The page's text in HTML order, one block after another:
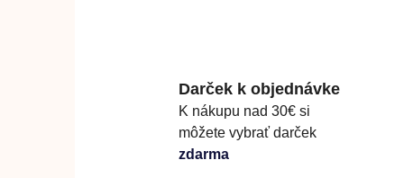
Darček k objednávke
K nákupu nad 30€ si
môžete vybrať darček
zdarma